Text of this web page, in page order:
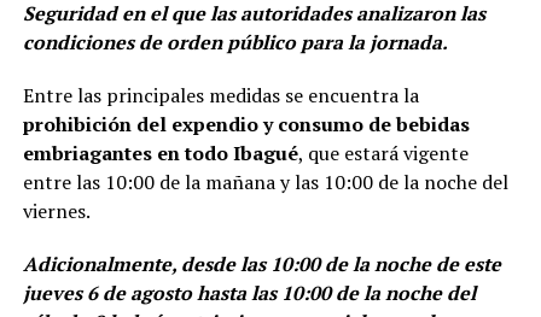
Seguridad en el que las autoridades analizaron las
condiciones de orden público para la jornada.
Entre las principales medidas se encuentra la
prohibición del expendio y consumo de bebidas
embriagantes en todo Ibagué, que estará vigente
entre las 10:00 de la mañana y las 10:00 de la noche del
viernes.
Adicionalmente, desde las 10:00 de la noche de este
jueves 6 de agosto hasta las 10:00 de la noche del